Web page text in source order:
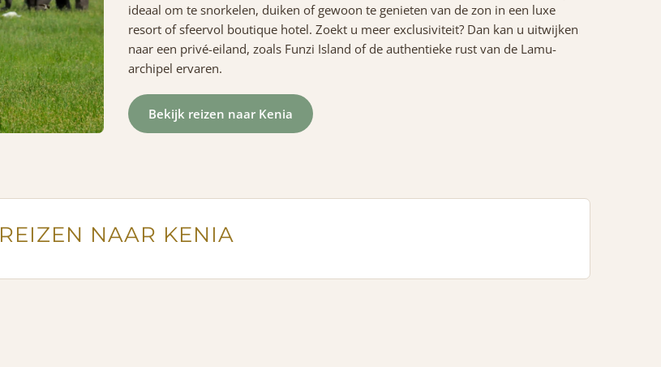
ideaal om te snorkelen, duiken of gewoon te genieten van de zon in een luxe
resort of sfeervol boutique hotel. Zoekt u meer exclusiviteit? Dan kan u uitwijken
naar een privé-eiland, zoals Funzi Island of de authentieke rust van de Lamu-
archipel ervaren.
Bekijk reizen naar Kenia
REIZEN NAAR KENIA